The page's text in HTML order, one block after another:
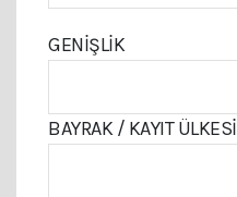
GENIŞLIK
BAYRAK / KAYIT ÜLKESI